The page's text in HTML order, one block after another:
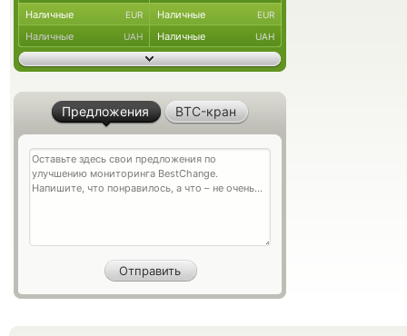
Наличные EUR Наличные EUR
Наличные UAH Наличные UAH
Предложения BTC-кран